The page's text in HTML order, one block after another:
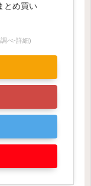
とめ買い
べ-詳細)